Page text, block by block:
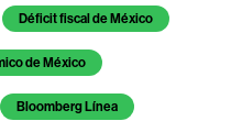
Déficit fiscal de México
de México
Bloomberg Línea